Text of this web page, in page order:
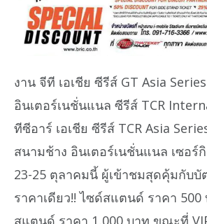
งาน จีที เอเชีย ซีรีส์ GT Asia
อินเตอร์เนชั่นแนล ซีรีส์ TCR
ทีซีอาร์ เอเชีย ซีรีส์ TCR Asia
สนามช้าง อินเตอร์เนชั่นแนล เซอร์
23-25 ตุลาคมนี้ ผู้เข้าชมสุดคุ้มกับบั
ราคาเดียว!! ไซด์สแตนด์ ราคา
สแตนด์ ราคา 1,000 บาท ขณะที่